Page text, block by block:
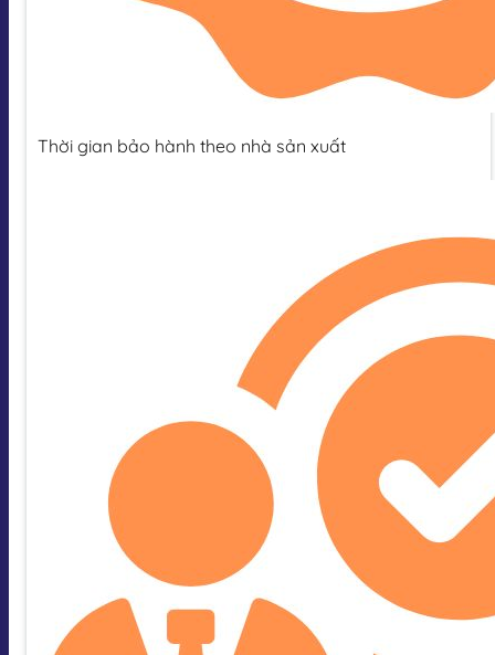
Thời gian bảo hành theo nhà sản xuất